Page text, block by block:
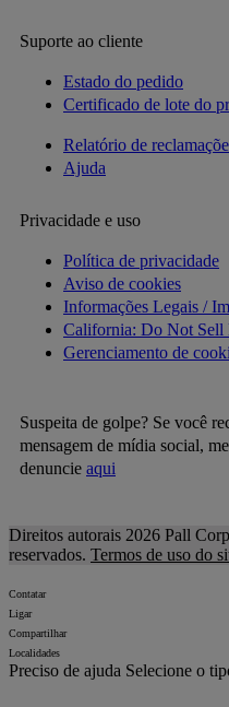
Suporte ao cliente
Estado do pedido
Certificado de lote do
Relatório de
Ajuda
Privacidade e uso
Política de privacidade
Aviso de cookies
Informações Legais /
California: Do Not Sell
Gerenciamento de
Suspeita de golpe? Se você
mensagem de mídia social,
denuncie aqui
Direitos autorais 2026 Pall
reservados. Termos de uso do
Contatar
Ligar
Compartilhar
Localidades
Preciso de ajuda Selecione o